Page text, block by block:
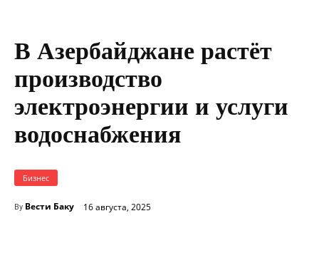
В Азербайджане растёт
производство
электроэнергии и услуги
водоснабжения
Бизнес
By Вести Баку 16 августа, 2025